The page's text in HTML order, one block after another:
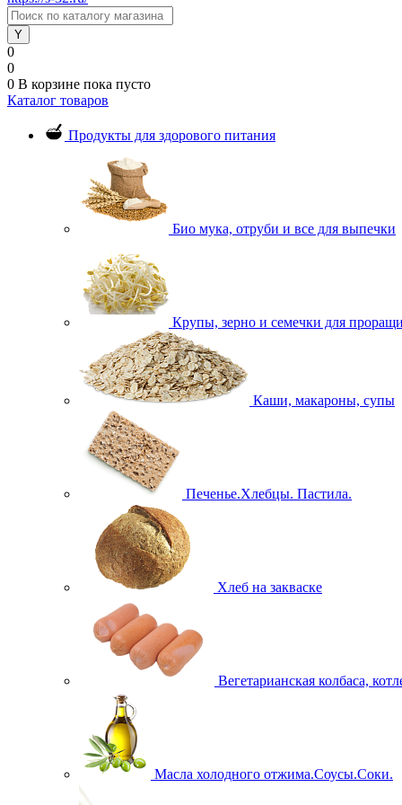
0
0
0 В корзине пока пусто
Каталог товаров
Продукты для здорового питания
Био мука, отруби и все для выпечки
Крупы, зерно и семечки для
Каши, макароны, супы
Печенье.Хлебцы. Пастила.
Хлеб на закваске
Вегетарианская колбаса,
Масла холодного отжима.Соусы.Соки.